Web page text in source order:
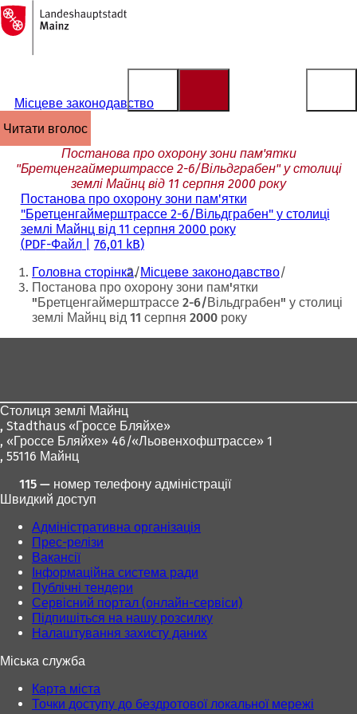
Перейти до змісту
На
головну
сторінку
Місцеве законодавство
читати вголос
Постанова про охорону зони пам'ятки
"Бретценгаймерштрассе 2-6/Вільдграбен" у столиці
землі Майнц від 11 серпня 2000 року
Постанова про охорону зони пам'ятки
"Бретценгаймерштрассе 2-6/Вільдграбен" у столиці
землі Майнц від 11 серпня 2000 року
PDF-Файл 76,01 kB
Ти
тут:
Головна сторінка Місцеве законодавство
Постанова про охорону зони пам'ятки
"Бретценгаймерштрассе 2-6/Вільдграбен" у столиці
землі Майнц від 11 серпня 2000 року
Столиця землі Майнц
, Stadthaus «Гроссе Бляйхе»
, «Гроссе Бляйхе» 46/«Льовенхофштрассе» 1
, 55116 Майнц
115 — номер телефону адміністрації
Швидкий доступ
Адміністративна організація
Прес-релізи
Вакансії
Інформаційна система ради
Публічні тендери
Сервісний портал (онлайн-сервіси)
Підпишіться на нашу розсилку
Налаштування захисту даних
Міська служба
Карта міста
Точки доступу до бездротової локальної мережі